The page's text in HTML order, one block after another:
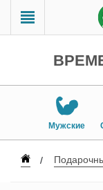
Мужские